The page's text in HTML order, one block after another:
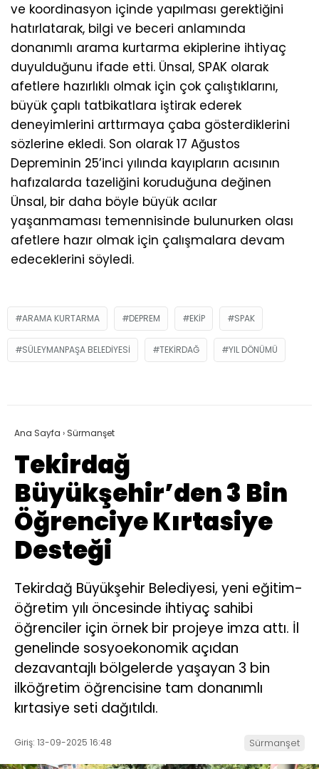
ve koordinasyon içinde yapılması gerektiğini
hatırlatarak, bilgi ve beceri anlamında
donanımlı arama kurtarma ekiplerine ihtiyaç
duyulduğunu ifade etti. Ünsal, SPAK olarak
afetlere hazırlıklı olmak için çok çalıştıklarını,
büyük çaplı tatbikatlara iştirak ederek
deneyimlerini arttırmaya çaba gösterdiklerini
sözlerine ekledi. Son olarak 17 Ağustos
Depreminin 25’inci yılında kayıpların acısının
hafızalarda tazeliğini koruduğuna değinen
Ünsal, bir daha böyle büyük acılar
yaşanmaması temennisinde bulunurken olası
afetlere hazır olmak için çalışmalara devam
edeceklerini söyledi.
ARAMA KURTARMA DEPREM EKIP SPAK
SÜLEYMANPAŞA BELEDIYESI TEKIRDAĞ YIL DÖNÜMÜ
Ana Sayfa › Sürmanşet
Tekirdağ
Büyükşehir’den 3 Bin
Öğrenciye Kırtasiye
Desteği
Tekirdağ Büyükşehir Belediyesi, yeni eğitim-
öğretim yılı öncesinde ihtiyaç sahibi
öğrenciler için örnek bir projeye imza attı. İl
genelinde sosyoekonomik açıdan
dezavantajlı bölgelerde yaşayan 3 bin
ilköğretim öğrencisine tam donanımlı
kırtasiye seti dağıtıldı.
Giriş: 13-09-2025 16:48 Sürmanşet